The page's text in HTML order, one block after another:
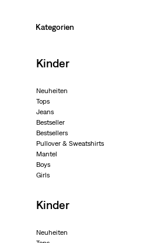
Kategorien
Kinder
Neuheiten
Tops
Jeans
Bestseller
Bestsellers
Pullover & Sweatshirts
Mantel
Boys
Girls
Kinder
Neuheiten